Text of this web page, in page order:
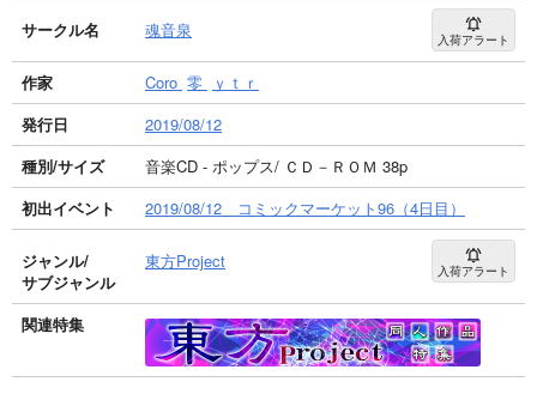
サークル名 魂音泉 入荷アラート
作家 Coro 零
ｙｔｒ
発行日
2019/08/12
種別/サイズ
音楽CD - ポップス/ ＣＤ－ＲＯＭ 38p
初出イベント
2019/08/12 コミックマーケット96（4日目）
ジャンル/
サブジャンル
東方Project 入荷アラート
関連特集